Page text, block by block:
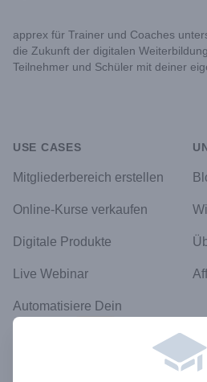
apprex für Trainer und Coaches
die Zukunft der digitalen
Teilnehmer und Schüler mit deiner
USE CASES
Mitgliederbereich erstellen
Online-Kurse verkaufen
Digitale Produkte
Live Webinar
Automatisiere Dein
Business